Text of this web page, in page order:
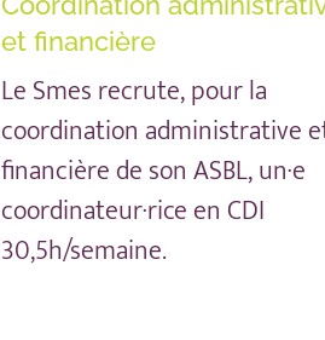
et financière
Le Smes recrute, pour la
coordination administrative
financière de son ASBL, un·e
coordinateur·rice en CDI
30,5h/semaine.